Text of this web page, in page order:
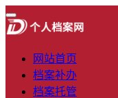
网站首页
档案补办
档案托管